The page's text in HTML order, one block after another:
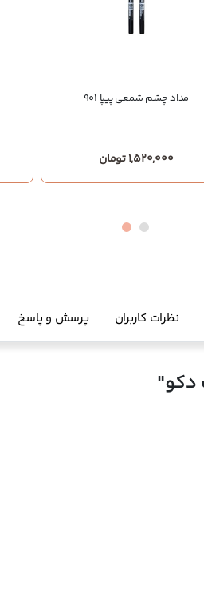
مداد چشم شمعی پیپا 901
1,520,000 تومان
نظرات کاربران پرسش و پاسخ